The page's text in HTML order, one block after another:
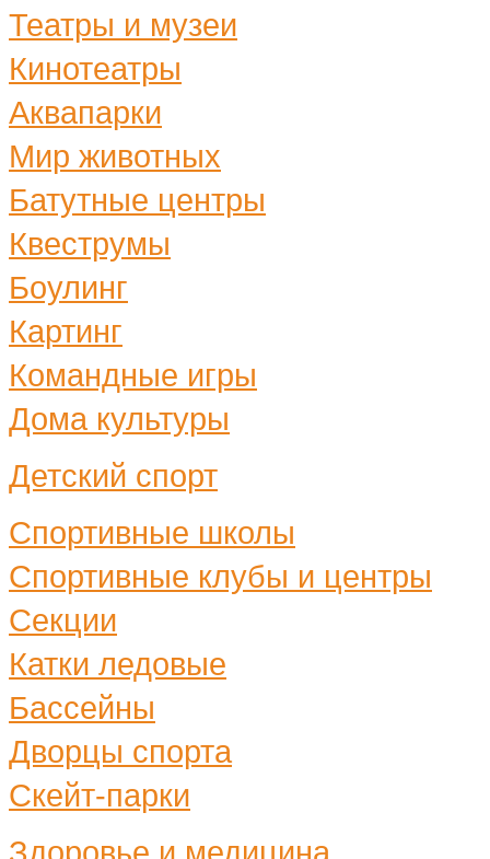
Театры и музеи
Кинотеатры
Аквапарки
Мир животных
Батутные центры
Квеструмы
Боулинг
Картинг
Командные игры
Дома культуры
Детский спорт
Спортивные школы
Спортивные клубы и центры
Секции
Катки ледовые
Бассейны
Дворцы спорта
Скейт-парки